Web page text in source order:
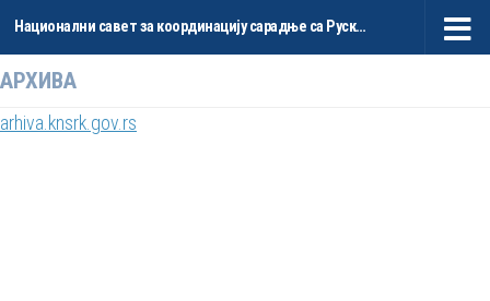
Skip to content Национални савет за координацију сарадње са Руском Федерацијом и НР Кином
АРХИВА
arhiva.knsrk.gov.rs